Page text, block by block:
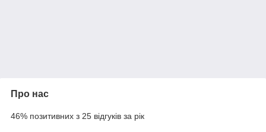
Про нас
46% позитивних з 25 відгуків за рік